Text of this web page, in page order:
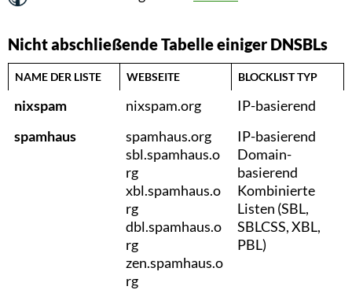
Nicht abschließende Tabelle einiger DNSBLs
NAME DER LISTE WEBSEITE BLOCKLISTTYP
nixspam nixspam.org
IP-basierend
spamhaus
spamhaus.org
sbl.spamhaus.o
rg
xbl.spamhaus.o
rg
dbl.spamhaus.o
rg
zen.spamhaus.o
rg
IP-basierend
Domain-
basierend
Kombinierte
Listen (SBL,
SBLCSS, XBL,
PBL)